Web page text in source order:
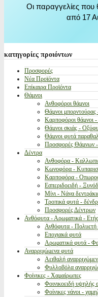
Οι παραγγελίες
από 17
κατηγορίες προιόντων
Προσφορές
Νέα Προϊόντα
Επίκαιρα Προϊόντα
Θάμνοι
Ανθοφόροι θάμνοι
Θάμνοι
Καρποφόροι θάμνοι
Θάμνοι σκιάς -
Θάμνοι φυτά
Προσφορές Θάμνων
Δέντρα
Ανθοφόρα -
Κωνοφόρα -
Καρποφόρα -
Εσπεριδοειδή -
Μίνι - Νάνα
Τροπικά φυτά -
Προσφορές Δέντρων
Ανθόφυτα - Αρωματικά -
Ανθόφυτα - Πολυετή
Εποχιακά φυτά
Αρωματικά φυτά -
Αναρριχώμενα φυτά
Αειθαλή
Φυλλοβόλα
Φοίνικες - Χαμαίρωπες
Φοινικοειδή υψηλής
Φοίνικες νάνοι -